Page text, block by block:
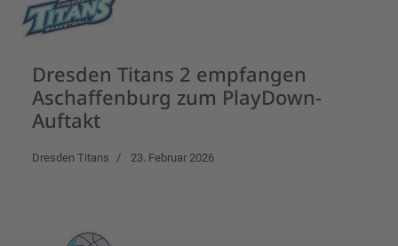
Dresden Titans 2 empfangen
Aschaffenburg zum PlayDown-
Auftakt
Dresden Titans 23. Februar 2026